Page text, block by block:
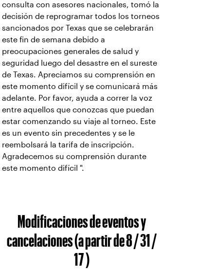
consulta con asesores nacionales, tomó la
decisión de reprogramar todos los torneos
sancionados por Texas que se celebrarán
este fin de semana debido a
preocupaciones generales de salud y
seguridad luego del desastre en el sureste
de Texas. Apreciamos su comprensión en
este momento difícil y se comunicará más
adelante. Por favor, ayuda a correr la voz
entre aquellos que conozcas que puedan
estar comenzando su viaje al torneo. Este
es un evento sin precedentes y se le
reembolsará la tarifa de inscripción.
Agradecemos su comprensión durante
este momento difícil ".
Modificaciones de eventos y
cancelaciones (a partir de 8 / 31 /
17 )